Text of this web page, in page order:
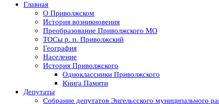
Главная
О Приволжском
История возникновения
Преобразование Приволжского МО
ТОСы р. п. Приволжский
География
Население
История Приволжского
Одноклассники Приволжского
Книга Памяти
Депутаты
Собрание депутатов Энгельсского муниципального